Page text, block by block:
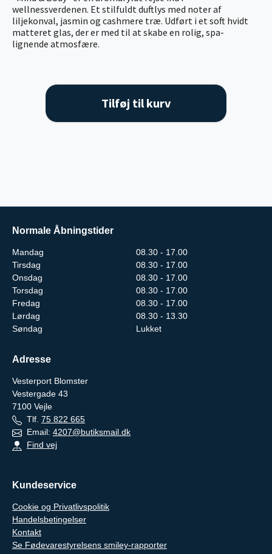
wellnessverdenen. Et stilfuldt duftlys med noter af
liljekonval, jasmin og cashmere træ. Udført i et soft hvidt
matteret glas, der er med til at skabe en rolig, spa-
lignende atmosfære.
Tilføj til kurv
Normale Åbningstider
Mandag
08.30 - 17.00
Tirsdag
08.30 - 17.00
Onsdag
08.30 - 17.00
Torsdag
08.30 - 17.00
Fredag
08.30 - 17.00
Lørdag
08.30 - 13.30
Søndag
Lukket
Adresse
Vesterport Blomster
Vestergade 43
7100 Vejle
Tlf. 75 822 665
Email: 4207@butiksmail.dk
Find vej
Kundeservice
Cookie og Privatlivspolitik
Handelsbetingelser
Kontakt
Se Fødevarestyrelsens smiley-rapporter